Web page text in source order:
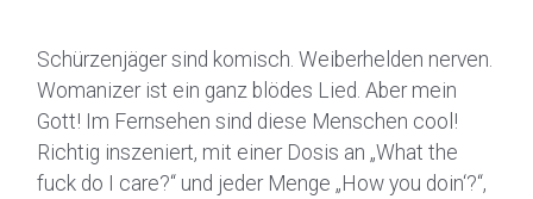
Schürzenjäger sind komisch. Weiberhelden nerven.
Womanizer ist ein ganz blödes Lied. Aber mein
Gott! Im Fernsehen sind diese Menschen cool!
Richtig inszeniert, mit einer Dosis an „What the
fuck do I care?“ und jeder Menge „How you doin‘?“,